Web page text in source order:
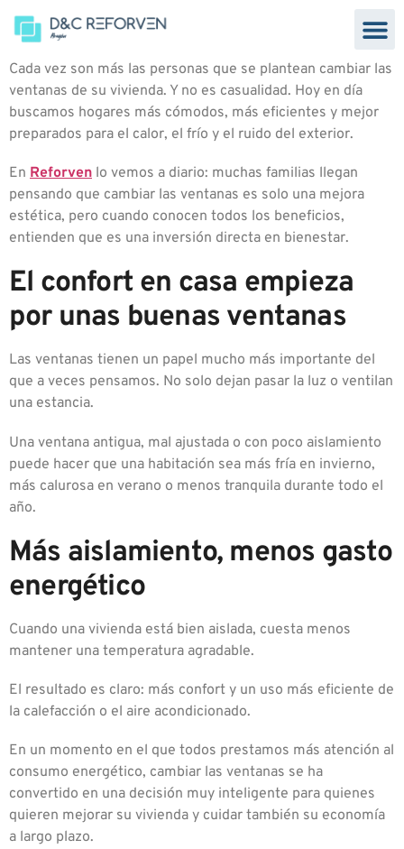
Cada vez son más las personas que se plantean cambiar las
ventanas de su vivienda. Y no es casualidad. Hoy en día
buscamos hogares más cómodos, más eficientes y mejor
preparados para el calor, el frío y el ruido del exterior.
En Reforven lo vemos a diario: muchas familias llegan
pensando que cambiar las ventanas es solo una mejora
estética, pero cuando conocen todos los beneficios,
entienden que es una inversión directa en bienestar.
El confort en casa empieza
por unas buenas ventanas
Las ventanas tienen un papel mucho más importante del
que a veces pensamos. No solo dejan pasar la luz o ventilan
una estancia.
Una ventana antigua, mal ajustada o con poco aislamiento
puede hacer que una habitación sea más fría en invierno,
más calurosa en verano o menos tranquila durante todo el
año.
Más aislamiento, menos gasto
energético
Cuando una vivienda está bien aislada, cuesta menos
mantener una temperatura agradable.
El resultado es claro: más confort y un uso más eficiente de
la calefacción o el aire acondicionado.
En un momento en el que todos prestamos más atención al
consumo energético, cambiar las ventanas se ha
convertido en una decisión muy inteligente para quienes
quieren mejorar su vivienda y cuidar también su economía
a largo plazo.